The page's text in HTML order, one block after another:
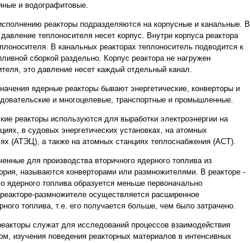
и водографитовые.
реакторы подразделяются на корпусные и канальные. В
теплоносителя несет корпус. Внутри корпуса реактора
В канальных реакторах теплоноситель подводится к
сборкой раздельно. Корпус реактора не нагружен
это давление несет каждый отдельный канал.
ядерные реакторы бывают энергетические, конверторы и
и многоцелевые, транспортные и промышленные.
реакторы используются для выработки электроэнергии на
в судовых энергетических установках, на атомных
(АТЭЦ), а также на атомных станциях теплоснабжения (АСТ).
для производства вторичного ядерного топлива из
называются конверторами или размножителями. В реакторе -
ядерного топлива образуется меньше первоначально
размножителе осуществляется расширенное
топлива, т.е. его получается больше, чем было затрачено.
служат для исследований процессов взаимодействия
изучения поведения реакторных материалов в интенсивных